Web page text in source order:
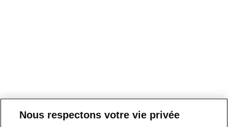
Nous respectons votre vie privée